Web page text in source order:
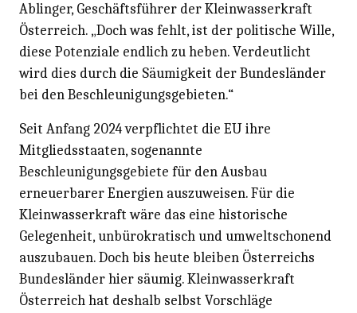
Ablinger, Geschäftsführer der Kleinwasserkraft
Österreich. „Doch was fehlt, ist der politische Wille,
diese Potenziale endlich zu heben. Verdeutlicht
wird dies durch die Säumigkeit der Bundesländer
bei den Beschleunigungsgebieten.“
Seit Anfang 2024 verpflichtet die EU ihre
Mitgliedsstaaten, sogenannte
Beschleunigungsgebiete für den Ausbau
erneuerbarer Energien auszuweisen. Für die
Kleinwasserkraft wäre das eine historische
Gelegenheit, unbürokratisch und umweltschonend
auszubauen. Doch bis heute bleiben Österreichs
Bundesländer hier säumig. Kleinwasserkraft
Österreich hat deshalb selbst Vorschläge